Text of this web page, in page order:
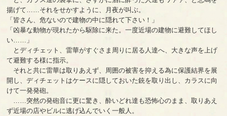
揚げて……それをせかすように、月夜が叫ぶ。
「皆さん、危ないので建物の中に隠れて下さい！」
「凶暴な動物が現れたから駆除に来た。一度近場の建物に避難してほし
い……」
とディチェット、雷華がすぐさま周りに居る人達へ、大きな声を上げ
て避難する様に指示。
それと共に雷華は取りあえず、周囲の被害を抑える為に保護結界を展
開し、ディチェットはケースに隠しておいた銃を取り出し、カラスに向
けて一発発砲。
……突然の発砲音に更に驚き、酔いどれ達も恐怖心のまま、取りあえ
ず近場の店やビルに逃げ込んでいく一般人。